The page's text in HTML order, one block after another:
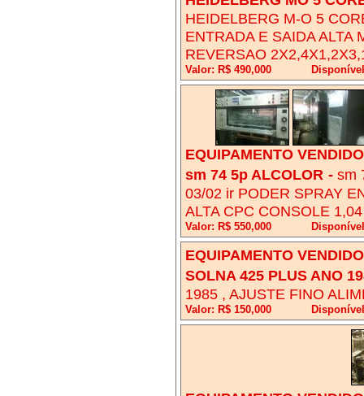
HEIDELBERG M-O 5
ENTRADA E SAIDA ALTA
REVERSAO
Valor: R$ 490,000
EQUIPAMENTO
sm 74 5p ALCOLOR - sm
03/02 ir PODER SPRAY
ALTA CPC CONSOLE
Valor: R$ 550,000
EQUIPAMENTO
SOLNA 425 PLUS ANO
1985 , AJUSTE FINO
Valor: R$ 150,000